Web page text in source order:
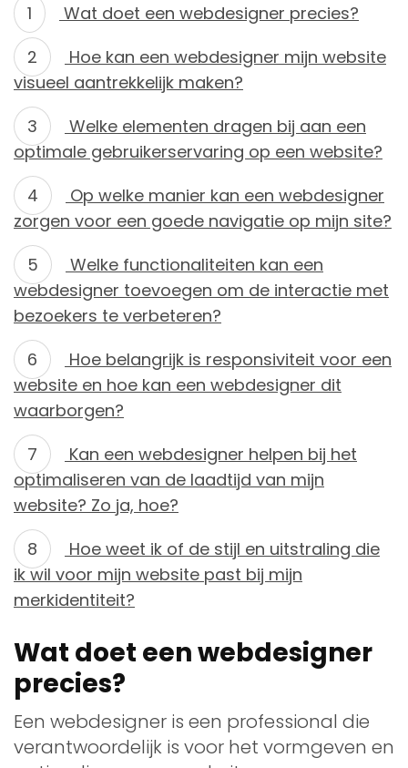
Wat doet een webdesigner precies?
Hoe kan een webdesigner mijn website
visueel aantrekkelijk maken?
Welke elementen dragen bij aan een
optimale gebruikerservaring op een website?
Op welke manier kan een webdesigner
zorgen voor een goede navigatie op mijn site?
Welke functionaliteiten kan een
webdesigner toevoegen om de interactie met
bezoekers te verbeteren?
Hoe belangrijk is responsiviteit voor een
website en hoe kan een webdesigner dit
waarborgen?
Kan een webdesigner helpen bij het
optimaliseren van de laadtijd van mijn
website? Zo ja, hoe?
Hoe weet ik of de stijl en uitstraling die
ik wil voor mijn website past bij mijn
merkidentiteit?
Wat doet een webdesigner
precies?
Een webdesigner is een professional die
verantwoordelijk is voor het vormgeven en